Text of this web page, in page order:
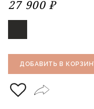
27 900 ₽
ДОБАВИТЬ В